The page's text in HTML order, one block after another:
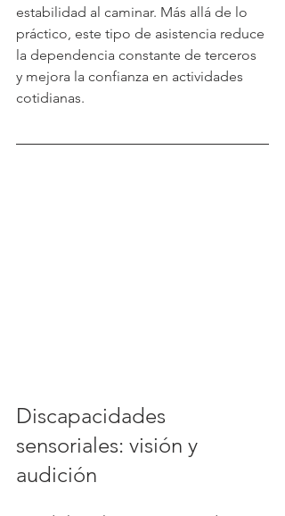
estabilidad al caminar. Más allá de lo
práctico, este tipo de asistencia reduce
la dependencia constante de terceros
y mejora la confianza en actividades
cotidianas.
Discapacidades
sensoriales: visión y
audición